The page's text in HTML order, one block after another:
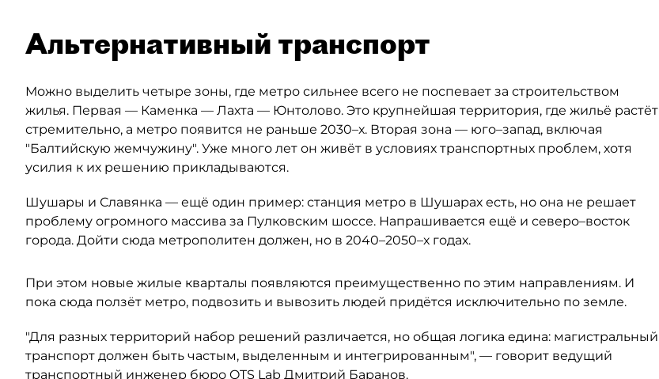
Альтернативный транспорт
Можно выделить четыре зоны, где метро сильнее всего не поспевает за строительством
жилья. Первая — Каменка — Лахта — Юнтолово. Это крупнейшая территория, где жильё растёт
стремительно, а метро появится не раньше 2030–х. Вторая зона — юго–запад, включая
"Балтийскую жемчужину". Уже много лет он живёт в условиях транспортных проблем, хотя
усилия к их решению прикладываются.
Шушары и Славянка — ещё один пример: станция метро в Шушарах есть, но она не решает
проблему огромного массива за Пулковским шоссе. Напрашивается ещё и северо–восток
города. Дойти сюда метрополитен должен, но в 2040–2050–х годах.
При этом новые жилые кварталы появляются преимущественно по этим направлениям. И
пока сюда ползёт метро, подвозить и вывозить людей придётся исключительно по земле.
"Для разных территорий набор решений различается, но общая логика едина: магистральный
транспорт должен быть частым, выделенным и интегрированным", — говорит ведущий
транспортный инженер бюро OTS Lab Дмитрий Баранов.